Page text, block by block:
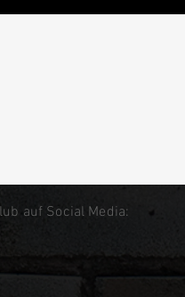
auf Social Media: